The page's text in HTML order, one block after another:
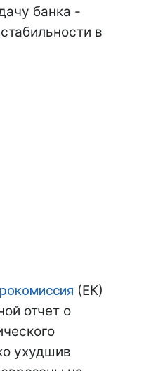
банка -
в
(ЕК)
отчет о
ухудшив